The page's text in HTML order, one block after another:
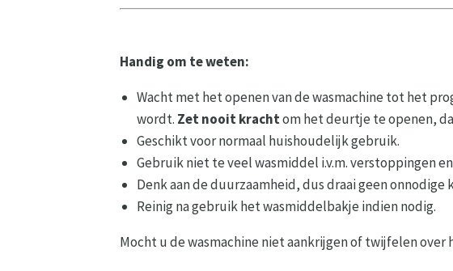
Handig om te weten:
Wacht met het openen van de wasmachine tot het
wordt. Zet nooit krachtom het deurtje te openen,
Geschikt voor normaal huishoudelijk gebruik.
Gebruik niet te veel wasmiddel i.v.m. verstoppingen
Denk aan de duurzaamheid, dus draai geen onnodige
Reinig na gebruik het wasmiddelbakje indien nodig.
Mocht u de wasmachine niet aankrijgen of twijfelen